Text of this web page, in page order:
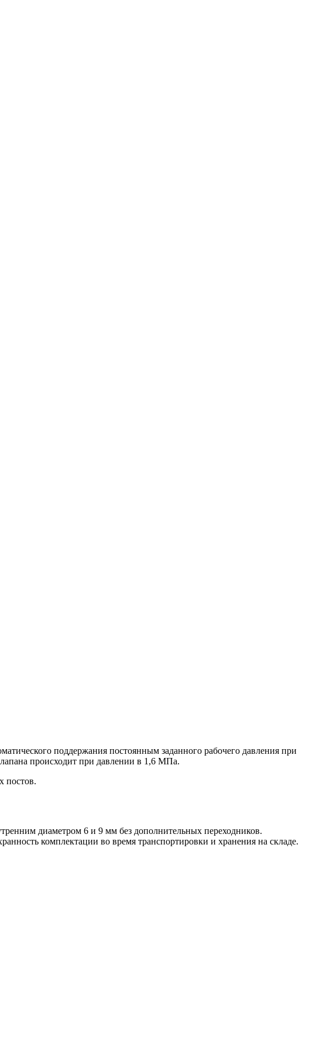
поддержания постоянным заданного рабочего давления при
происходит при давлении в 1,6 МПа.
постов.
диаметром 6 и 9 мм без дополнительных переходников.
комплектации во время транспортировки и хранения на складе.